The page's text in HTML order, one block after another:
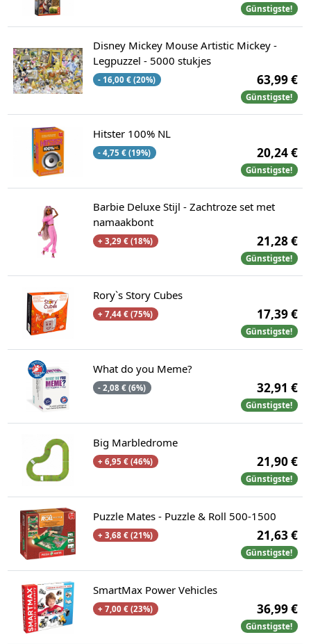
Günstigste!
Disney Mickey Mouse Artistic Mickey -
Legpuzzel - 5000 stukjes
- 16,00 € (20%) 63,99 €
Günstigste!
Hitster 100% NL
- 4,75 € (19%) 20,24 €
Günstigste!
Barbie Deluxe Stijl - Zachtroze set met
namaakbont
+ 3,29 € (18%) 21,28 €
Günstigste!
Rory`s Story Cubes
+ 7,44 € (75%) 17,39 €
Günstigste!
What do you Meme?
- 2,08 € (6%) 32,91 €
Günstigste!
Big Marbledrome
+ 6,95 € (46%) 21,90 €
Günstigste!
Puzzle Mates - Puzzle & Roll 500-1500
+ 3,68 € (21%) 21,63 €
Günstigste!
SmartMax Power Vehicles
+ 7,00 € (23%) 36,99 €
Günstigste!